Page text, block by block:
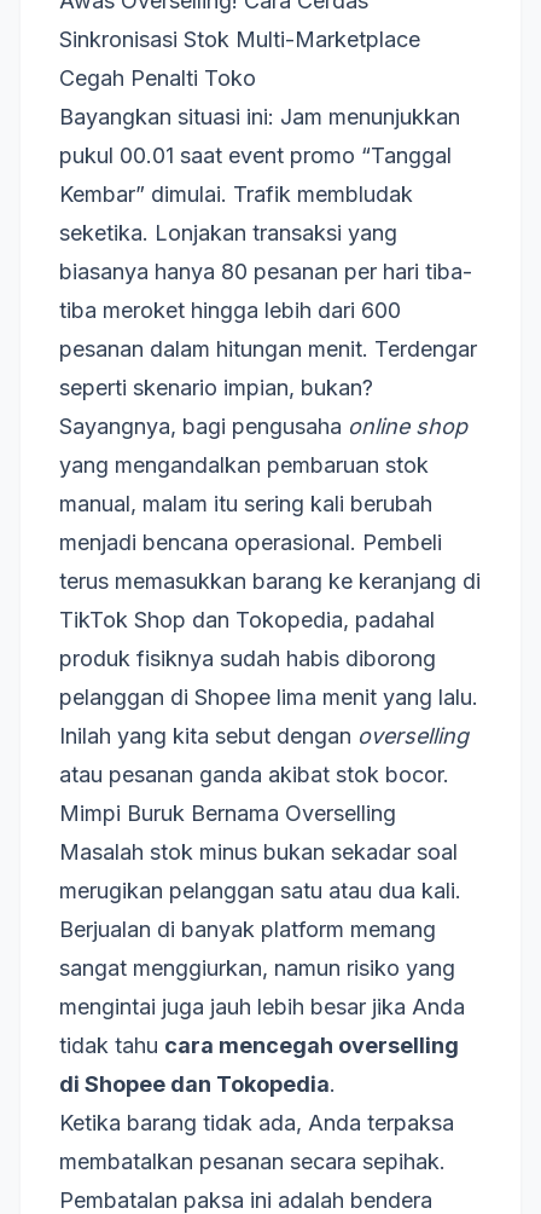
Sinkronisasi Stok Multi-Marketplace
Cegah Penalti Toko
Bayangkan situasi ini: Jam menunjukkan
pukul 00.01 saat event promo “Tanggal
Kembar” dimulai. Trafik membludak
seketika. Lonjakan transaksi yang
biasanya hanya 80 pesanan per hari tiba-
tiba meroket hingga lebih dari 600
pesanan dalam hitungan menit. Terdengar
seperti skenario impian, bukan?
Sayangnya, bagi pengusaha online shop
yang mengandalkan pembaruan stok
manual, malam itu sering kali berubah
menjadi bencana operasional. Pembeli
terus memasukkan barang ke keranjang di
TikTok Shop dan Tokopedia, padahal
produk fisiknya sudah habis diborong
pelanggan di Shopee lima menit yang lalu.
Inilah yang kita sebut dengan overselling
atau pesanan ganda akibat stok bocor.
Mimpi Buruk Bernama Overselling
Masalah stok minus bukan sekadar soal
merugikan pelanggan satu atau dua kali.
Berjualan di banyak platform memang
sangat menggiurkan, namun risiko yang
mengintai juga jauh lebih besar jika Anda
tidak tahu cara mencegah overselling
di Shopee dan Tokopedia.
Ketika barang tidak ada, Anda terpaksa
membatalkan pesanan secara sepihak.
Pembatalan paksa ini adalah bendera